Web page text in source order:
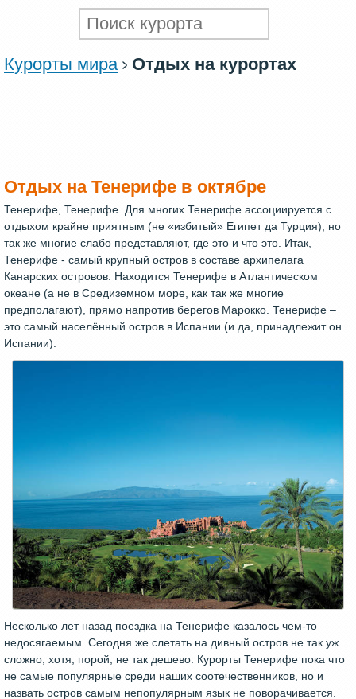
Курорты мира Отдых на курортах
Отдых на Тенерифе в октябре
Тенерифе, Тенерифе. Для многих Тенерифе ассоциируется с
отдыхом крайне приятным (не «избитый» Египет да Турция), но
так же многие слабо представляют, где это и что это. Итак,
Тенерифе - самый крупный остров в составе архипелага
Канарских островов. Находится Тенерифе в Атлантическом
океане (а не в Средиземном море, как так же многие
предполагают), прямо напротив берегов Марокко. Тенерифе –
это самый населённый остров в Испании (и да, принадлежит он
Испании).
Несколько лет назад поездка на Тенерифе казалось чем-то
недосягаемым. Сегодня же слетать на дивный остров не так уж
сложно, хотя, порой, не так дешево. Курорты Тенерифе пока что
не самые популярные среди наших соотечественников, но и
назвать остров самым непопулярным язык не поворачивается.